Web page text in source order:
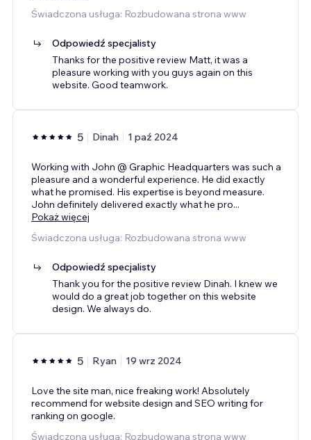
Świadczona usługa: Rozbudowana strona www
Odpowiedź specjalisty
Thanks for the positive review Matt, it was a
pleasure working with you guys again on this
website. Good teamwork.
5 Dinah 1 paź 2024
Working with John @ Graphic Headquarters was such a
pleasure and a wonderful experience. He did exactly
what he promised. His expertise is beyond measure.
John definitely delivered exactly what he pro...
Pokaż więcej
Świadczona usługa: Rozbudowana strona www
Odpowiedź specjalisty
Thank you for the positive review Dinah. I knew we
would do a great job together on this website
design. We always do.
5 Ryan 19 wrz 2024
Love the site man, nice freaking work! Absolutely
recommend for website design and SEO writing for
ranking on google.
Świadczona usługa: Rozbudowana strona www